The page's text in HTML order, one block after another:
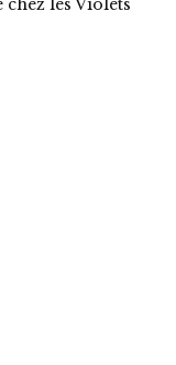
chez les Violets